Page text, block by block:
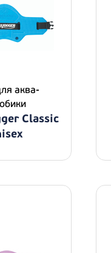
аква-
Classic